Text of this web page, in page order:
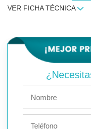
VER FICHA TÉCNICA